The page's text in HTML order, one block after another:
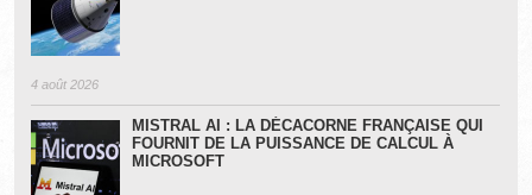
4 août 2026
MISTRAL AI : LA DÉCACORNE FRANÇAISE QUI
FOURNIT DE LA PUISSANCE DE CALCUL À
MICROSOFT